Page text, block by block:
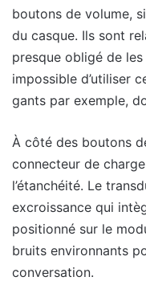
boutons de volume,
du casque. Ils sont
presque obligé de les
impossible d’utiliser
gants par exemple,
À côté des boutons
connecteur de
l’étanchéité. Le
excroissance qui
positionné sur le
bruits environnants
conversation.